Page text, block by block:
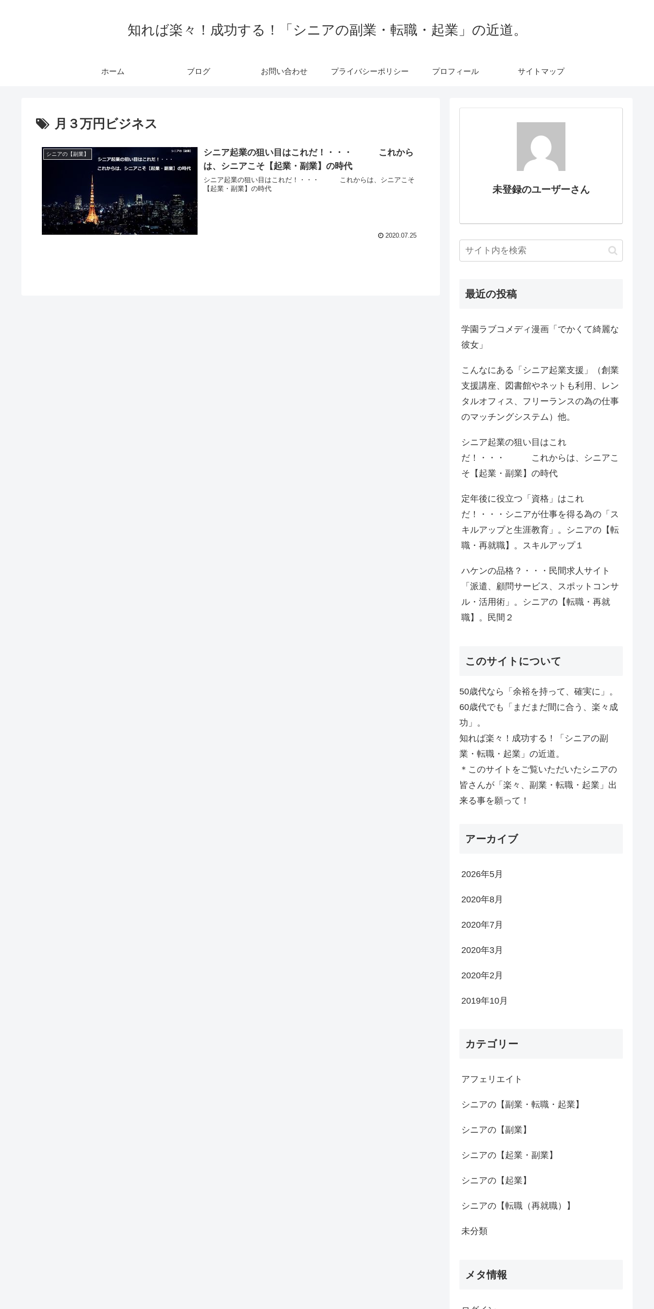
知れば楽々！成功する！「シニアの副業・転職・起業」の近道。
ホーム ブログ お問い合わせ プライバシーポリシー プロフィール サイトマップ
月３万円ビジネス
シニアの【副業】
シニア起業の狙い目はこれだ！・・・ これから
は、シニアこそ【起業・副業】の時代
シニア起業の狙い目はこれだ！・・・ これからは、シニアこそ
【起業・副業】の時代
2020.07.25
未登録のユーザーさん
最近の投稿
学園ラブコメディ漫画「でかくて綺麗な
彼女」
こんなにある「シニア起業支援」（創業
支援講座、図書館やネットも利用、レン
タルオフィス、フリーランスの為の仕事
のマッチングシステム）他。
シニア起業の狙い目はこれ
だ！・・・ これからは、シニアこ
そ【起業・副業】の時代
定年後に役立つ「資格」はこれ
だ！・・・シニアが仕事を得る為の「ス
キルアップと生涯教育」。シニアの【転
職・再就職】。スキルアップ１
ハケンの品格？・・・民間求人サイト
「派遣、顧問サービス、スポットコンサ
ル・活用術」。シニアの【転職・再就
職】。民間２
このサイトについて
50歳代なら「余裕を持って、確実に」。
60歳代でも「まだまだ間に合う、楽々成
功」。
知れば楽々！成功する！「シニアの副
業・転職・起業」の近道。
＊このサイトをご覧いただいたシニアの
皆さんが「楽々、副業・転職・起業」出
来る事を願って！
アーカイブ
2026年5月
2020年8月
2020年7月
2020年3月
2020年2月
2019年10月
カテゴリー
アフェリエイト
シニアの【副業・転職・起業】
シニアの【副業】
シニアの【起業・副業】
シニアの【起業】
シニアの【転職（再就職）】
未分類
メタ情報